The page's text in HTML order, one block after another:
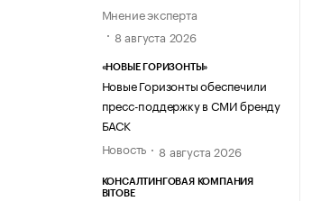
Мнение эксперта
8 августа 2026
«НОВЫЕ ГОРИЗОНТЫ»
Новые Горизонты обеспечили
пресс-поддержку в СМИ бренду
БАСК
Новость
8 августа 2026
КОНСАЛТИНГОВАЯ КОМПАНИЯ
BITOBE